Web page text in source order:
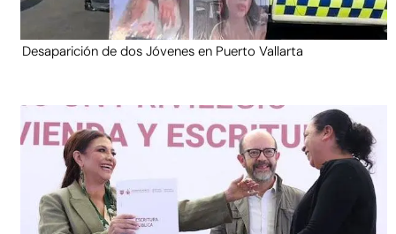
Desaparición de dos Jóvenes en Puerto Vallarta